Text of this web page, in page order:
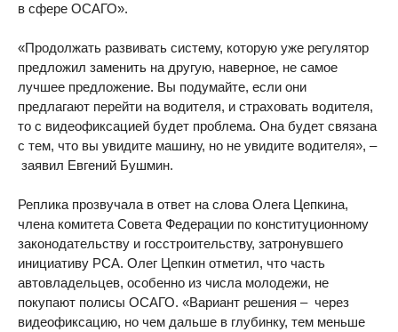
в сфере ОСАГО».
«Продолжать развивать систему, которую уже регулятор
предложил заменить на другую, наверное, не самое
лучшее предложение. Вы подумайте, если они
предлагают перейти на водителя, и страховать водителя,
то с видеофиксацией будет проблема. Она будет связана
с тем, что вы увидите машину, но не увидите водителя», –
заявил Евгений Бушмин.
Реплика прозвучала в ответ на слова Олега Цепкина,
члена комитета Совета Федерации по конституционному
законодательству и госстроительству, затронувшего
инициативу РСА. Олег Цепкин отметил, что часть
автовладельцев, особенно из числа молодежи, не
покупают полисы ОСАГО. «Вариант решения – через
видеофиксацию, но чем дальше в глубинку, тем меньше